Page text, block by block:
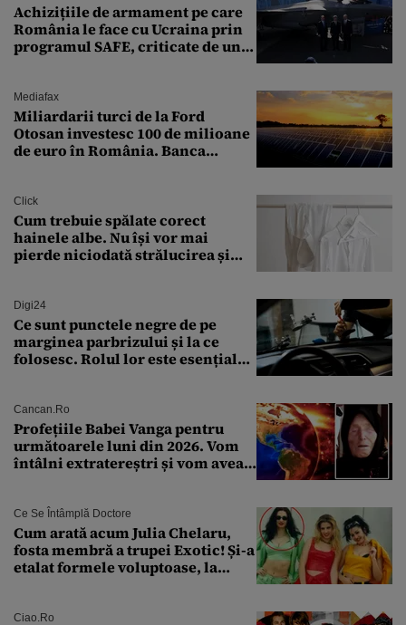
Achizițiile de armament pe care
România le face cu Ucraina prin
programul SAFE, criticate de un
Mediafax
Miliardarii turci de la Ford
Otosan investesc 100 de milioane
de euro în România. Banca
Click
Cum trebuie spălate corect
hainele albe. Nu își vor mai
pierde niciodată strălucirea și
Digi24
Ce sunt punctele negre de pe
marginea parbrizului și la ce
folosesc. Rolul lor este esențial
Cancan.ro
Profețiile Babei Vanga pentru
următoarele luni din 2026. Vom
întâlni extratereștri și vom avea
Ce Se Întâmplă Doctore
Cum arată acum Julia Chelaru,
fosta membră a trupei Exotic! Și-a
etalat formele voluptoase, la
Ciao.ro